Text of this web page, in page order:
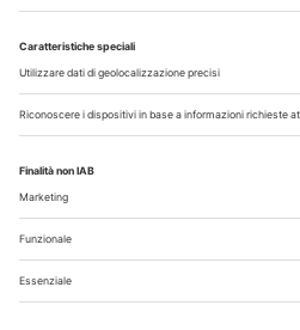
©2026 Edra S.p.a |
| Tel. 02/881841 | Sede legale:
20134 Milano (Italy)
Registrazione Tribunale di
5/05/2022